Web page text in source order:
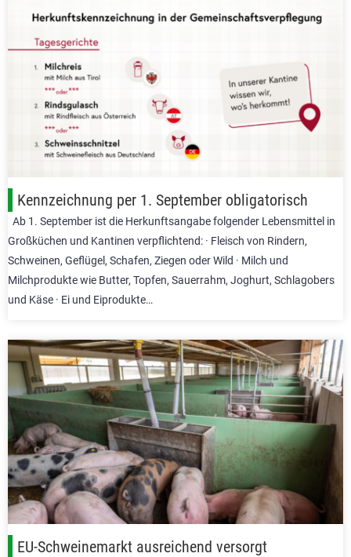
Kennzeichnung per 1. September obligatorisch
Ab 1. September ist die Herkunftsangabe folgender Lebensmittel in
Großküchen und Kantinen verpflichtend: · Fleisch von Rindern,
Schweinen, Geflügel, Schafen, Ziegen oder Wild · Milch und
Milchprodukte wie Butter, Topfen, Sauerrahm, Joghurt, Schlagobers
und Käse · Ei und Eiprodukte…
EU-Schweinemarkt ausreichend versorgt